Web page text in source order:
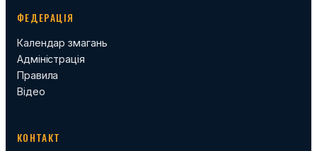
ФЕДЕРАЦІЯ
Календар змагань
Адміністрація
Правила
Відео
КОНТАКТ